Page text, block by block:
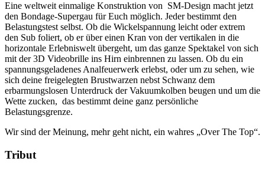
Eine weltweit einmalige Konstruktion von SM-Design macht jetzt
den Bondage-Supergau für Euch möglich. Jeder bestimmt den
Belastungstest selbst. Ob die Wickelspannung leicht oder extrem
den Sub foliert, ob er über einen Kran von der vertikalen in die
horizontale Erlebniswelt übergeht, um das ganze Spektakel von sich
mit der 3D Videobrille ins Hirn einbrennen zu lassen. Ob du ein
spannungsgeladenes Analfeuerwerk erlebst, oder um zu sehen, wie
sich deine freigelegten Brustwarzen nebst Schwanz dem
erbarmungslosen Unterdruck der Vakuumkolben beugen und um die
Wette zucken, das bestimmt deine ganz persönliche
Belastungsgrenze.
Wir sind der Meinung, mehr geht nicht, ein wahres „Over The Top“.
Tribut